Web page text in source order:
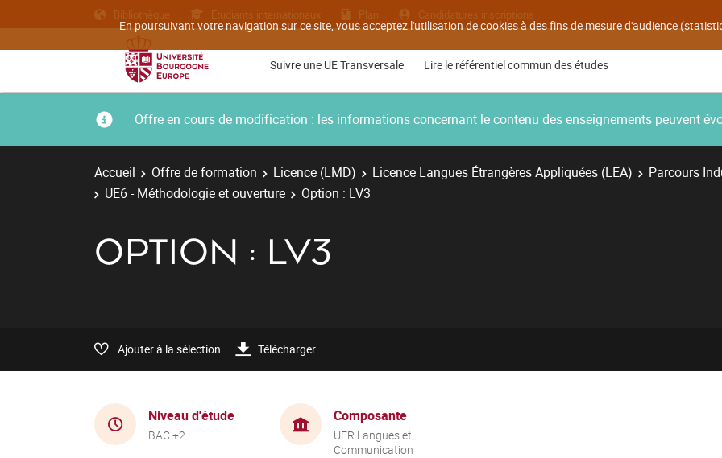
En poursuivant votre navigation sur ce site, vous acceptez l'utilisation de cookies à des fins de mesure d'audience
Bibliothèque Etudiants internationaux Plan Candidatures inscriptions
Suivre une UE Transversale Lire le référentiel commun des études
Offre en cours de modification : les informations concernant le contenu des enseignements peuvent
Accueil Offre de formation Licence (LMD) Licence Langues Étrangères Appliquées (LEA)
Parcours
UE6 - Méthodologie et ouverture
Option : LV3
OPTION : LV3
Ajouter à la sélection Télécharger
Niveau d'étude
BAC +2
Composante
UFR Langues et
Communication